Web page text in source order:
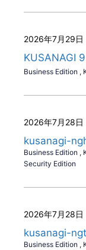
2026年7月29日
KUSANAGI
Business Edition ,
2026年7月28日
kusanagi-
Business Edition ,
Security Edition
2026年7月28日
kusanagi-
Business Edition ,